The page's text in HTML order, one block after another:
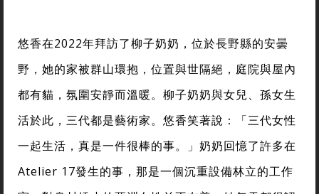
悠香在2022年拜訪了柳子奶奶，位於長野縣的安曇
野，她的家被群山環抱，位置與世隔絕，庭院與屋內
都有貓，氛圍安靜而溫暖。柳子奶奶與女兒、孫女生
活於此，三代都是藝術家。悠香笑著說：「三代女性
一起生活，真是一件很棒的事。」奶奶回憶了許多在
Atelier 17發生的事，那是一個沉重設備林立的工作